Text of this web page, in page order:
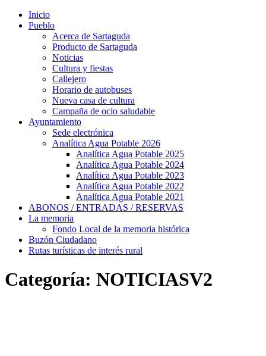
Inicio
Pueblo
Acerca de Sartaguda
Producto de Sartaguda
Noticias
Cultura y fiestas
Callejero
Horario de autobuses
Nueva casa de cultura
Campaña de ocio saludable
Ayuntamiento
Sede electrónica
Analítica Agua Potable 2026
Analítica Agua Potable 2025
Analítica Agua Potable 2024
Analítica Agua Potable 2023
Analítica Agua Potable 2022
Analítica Agua Potable 2021
ABONOS / ENTRADAS / RESERVAS
La memoria
Fondo Local de la memoria histórica
Buzón Ciudadano
Rutas turísticas de interés rural
Categoría: NOTICIASV2